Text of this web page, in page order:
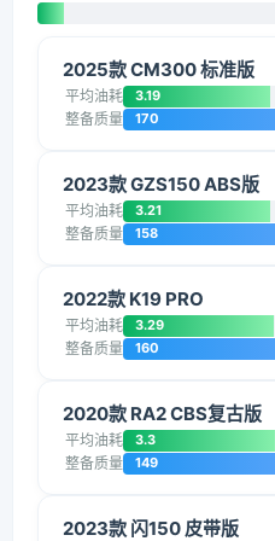
2025款 CM300 标准版
平均油耗 3.19
整备质量 170
2023款 GZS150 ABS版
平均油耗 3.21
整备质量 158
2022款 K19 PRO
平均油耗 3.29
整备质量 160
2020款 RA2 CBS复古版
平均油耗 3.3
整备质量 149
2023款 闪150 皮带版